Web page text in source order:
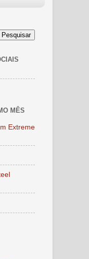
MÊS
Extreme